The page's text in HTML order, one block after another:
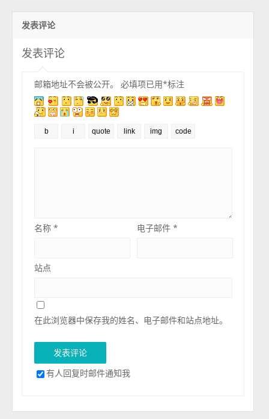
发表评论
发表评论
邮箱地址不会被公开。 必填项已用*标注
名称* 电子邮件*
站点
在此浏览器中保存我的姓名、电子邮件和站点地址。
有人回复时邮件通知我